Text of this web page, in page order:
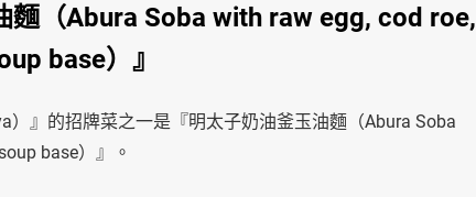
（Abura Soba with raw egg, cod roe,
base）』
）』的招牌菜之一是『明太子奶油釜玉油麵（Abura Soba
base）』。